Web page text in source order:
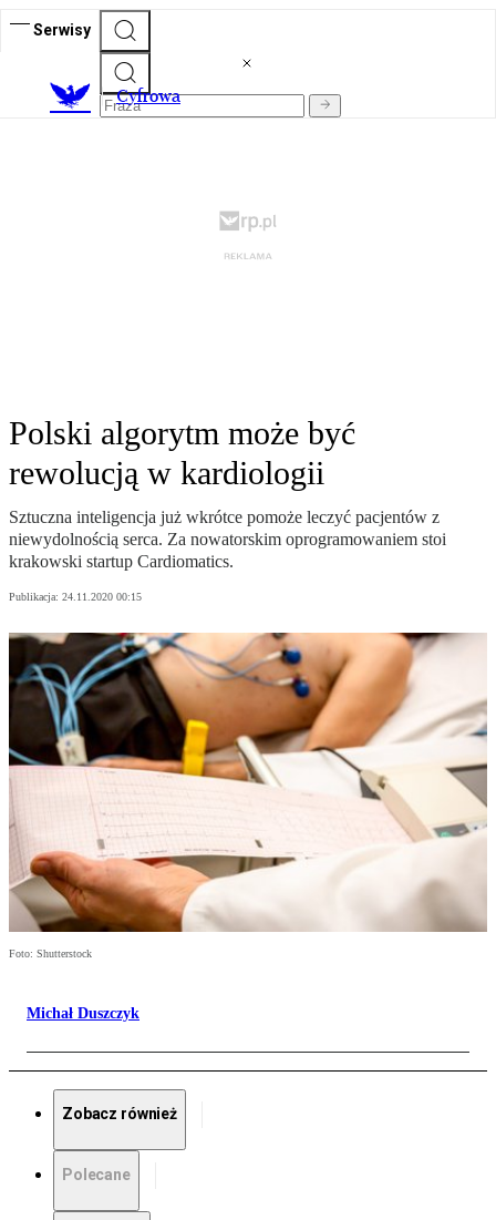
Serwisy
Cyfrowa
Polski algorytm może być
rewolucją w kardiologii
Sztuczna inteligencja już wkrótce pomoże leczyć pacjentów z
niewydolnością serca. Za nowatorskim oprogramowaniem stoi
krakowski startup Cardiomatics.
Publikacja: 24.11.2020 00:15
Foto: Shutterstock
Michał Duszczyk
Zobacz również
Polecane